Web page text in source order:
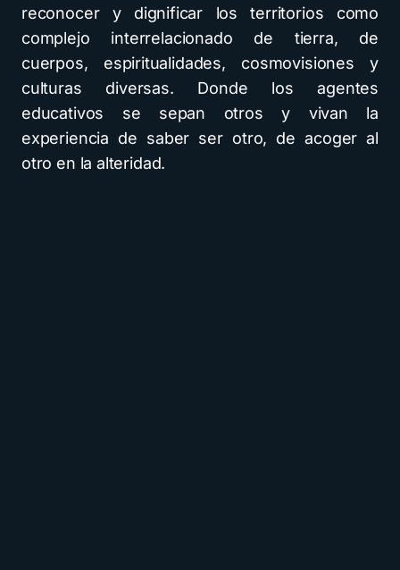
reconocer y dignificar los territorios como
complejo interrelacionado de tierra, de
cuerpos, espiritualidades, cosmovisiones y
culturas diversas. Donde los agentes
educativos se sepan otros y vivan la
experiencia de saber ser otro, de acoger al
otro en la alteridad.